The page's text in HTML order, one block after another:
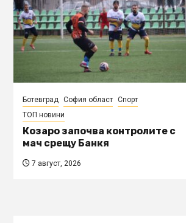
Ботевград София област Спорт
ТОП новини
Козаро започва контролите с
мач срещу Банкя
7 август, 2026